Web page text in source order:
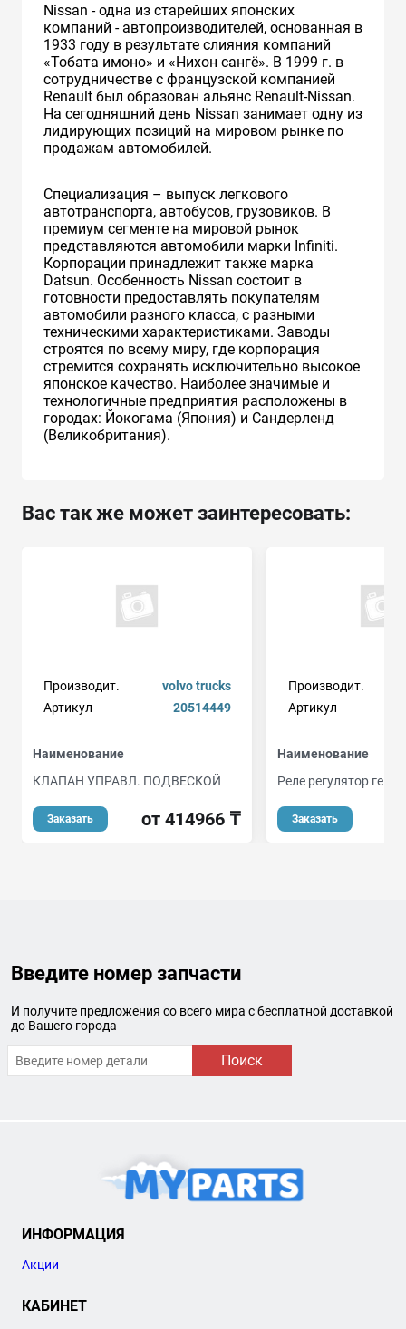
Nissan - одна из старейших японских
компаний - автопроизводителей, основанная в
1933 году в результате слияния компаний
«Тобата имоно» и «Нихон сангё». В 1999 г. в
сотрудничестве с французcкой компанией
Renault был образован альянс Renault-Nissan.
На сегодняшний день Nissan занимает одну из
лидирующих позиций на мировом рынке по
продажам автомобилей.
Специализация – выпуск легкового
автотранспорта, автобусов, грузовиков. В
премиум сегменте на мировой рынок
представляются автомобили марки Infiniti.
Корпорации принадлежит также марка
Datsun. Особенность Nissan состоит в
готовности предоставлять покупателям
автомобили разного класса, с разными
техническими характеристиками. Заводы
строятся по всему миру, где корпорация
стремится сохранять исключительно высокое
японское качество. Наиболее значимые и
технологичные предприятия расположены в
городах: Йокогама (Япония) и Сандерленд
(Великобритания).
Вас так же может заинтересовать:
Производит.
volvo trucks
Артикул
20514449
Наименование
КЛАПАН УПРАВЛ. ПОДВЕСКОЙ
Заказать от 414966 ₸
Производит.
Артикул
Наименование
Реле регулятор
Заказать
Введите номер запчасти
И получите предложения со всего мира с бесплатной доставкой
до Вашего города
Поиск
ИНФОРМАЦИЯ
Акции
КАБИНЕТ